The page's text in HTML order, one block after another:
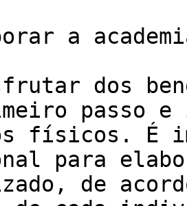
passo
físicos. É
para
de